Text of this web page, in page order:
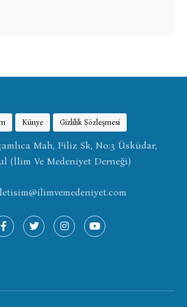
Künye Gizlilik Sözleşmesi
Mah, Filiz Sk, No:3 Üsküdar,
(İlim Ve Medeniyet Derneği)